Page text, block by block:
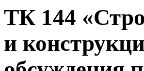
ТК 144
и